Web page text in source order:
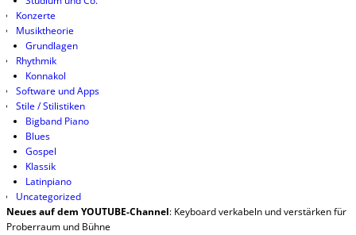
Konzerte
Musiktheorie
Grundlagen
Rhythmik
Konnakol
Software und Apps
Stile / Stilistiken
Bigband Piano
Blues
Gospel
Klassik
Latinpiano
Uncategorized
Neues auf dem YOUTUBE-Channel: Keyboard verkabeln und verstärken für
Proberraum und Bühne